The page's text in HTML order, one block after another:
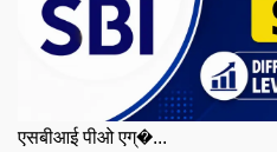
एसबीआई पीओ एग्�...